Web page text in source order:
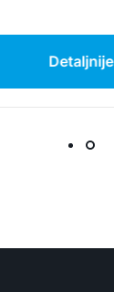
da su svi
Detaljnije